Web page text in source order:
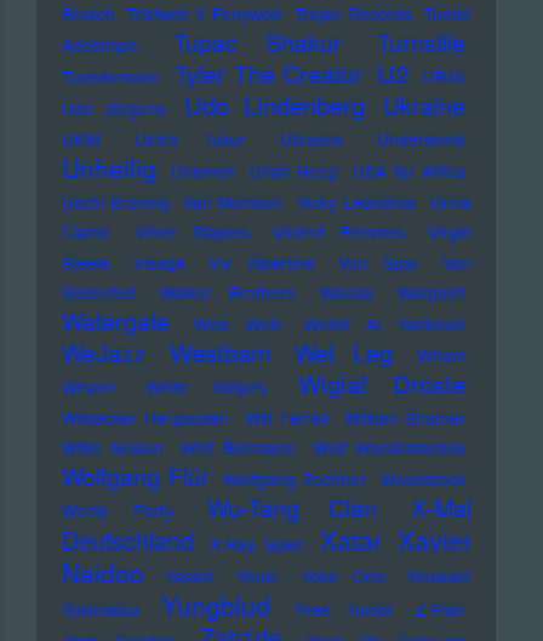
Brusch Tristwch Y Fenywod Trojan Records Tunde
Adebimpe
Tupac Shakur Turnstile
Tuxedomoon Tyler The Creator U2
UB40
Udo Jürgens
Udo Lindenberg Ukraine
UKW Ulrich Tukur Ultravox Underworld
Unheilig Unionen Uriah Heep
USA for Africa
Uschi Brüning Van Morrison Vicky Leandros Vince
Clarke
Vince Staples Violent Femmes
Virgin
Steele
Visage Viv Albertine Von Spar
Von
Südenfed
Walker Brothers Wanda Warpaint
Watergate Web Web Weird Al Yankovic
WeJazz Westbam Wet Leg
Wham
Wham!
White Stripes Wiglaf Droste
Wildecker Herzbuben Will Ferrell
William Shatner
Willie Nelson
Wolf Biermann Wolf Wondratschek
Wolfgang Flür Wolfgang Zechner
Woodstock
World Party
Wu-Tang Clan
X-Mal
Deutschland
X-Ray Spex Xatar Xavier
Naidoo
Yassin Yeule Yoko Ono
Yousuke
Yukimatsu
Yungblud Yves Tumor
Z-Pain